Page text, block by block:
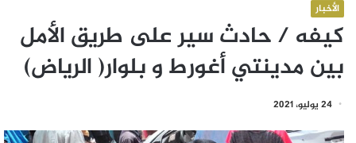
الأخبار
كيفه / حادث سير على طريق الأمل
بين مدينتي أغورط و بلوار( الرياض)
24 يوليو، 2021